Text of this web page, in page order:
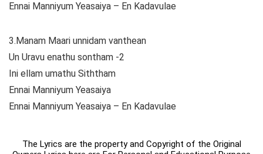
Ennai Manniyum Yeasaiya – En Kadavulae
3.Manam Maari unnidam vanthean
Un Uravu enathu sontham -2
Ini ellam umathu Siththam
Ennai Manniyum Yeasaiya
Ennai Manniyum Yeasaiya – En Kadavulae
The Lyrics are the property and Copyright of the Original